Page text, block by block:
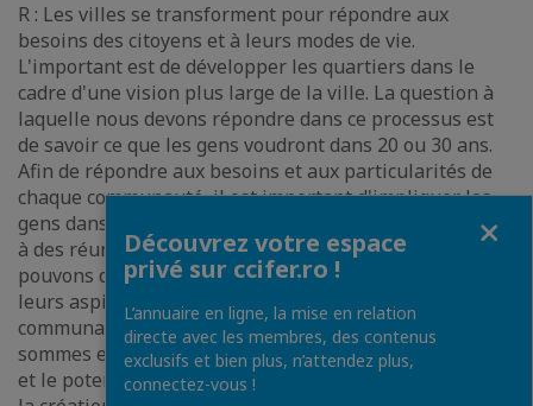
R : Les villes se transforment pour répondre aux
besoins des citoyens et à leurs modes de vie.
L'important est de développer les quartiers dans le
cadre d'une vision plus large de la ville. La question à
laquelle nous devons répondre dans ce processus est
de savoir ce que les gens voudront dans 20 ou 30 ans.
Afin de répondre aux besoins et aux particularités de
chaque communauté, il est important d'impliquer les
gens dans les projets dès la phase de conception. Grâce
à des réunions de groupe ou individuelles, nous
pouvons découvrir leurs besoins, leurs attentes et
leurs aspirations. En plaçant la participation
communautaire au cœur de la conception, nous
sommes en mesure d'exploiter les forces, l'inspiration
et le potentiel de la communauté, ce qui se traduit par
Découvrez votre espace
privé sur ccifer.ro !
L’annuaire en ligne, la mise en relation
directe avec les membres, des contenus
exclusifs et bien plus, n’attendez plus,
connectez-vous !